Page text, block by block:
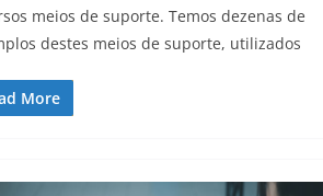
meios de suporte. Temos dezenas de
destes meios de suporte, utilizados
More